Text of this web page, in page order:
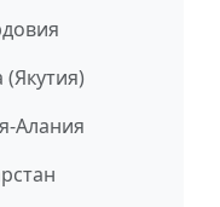
(Якутия)
Алания